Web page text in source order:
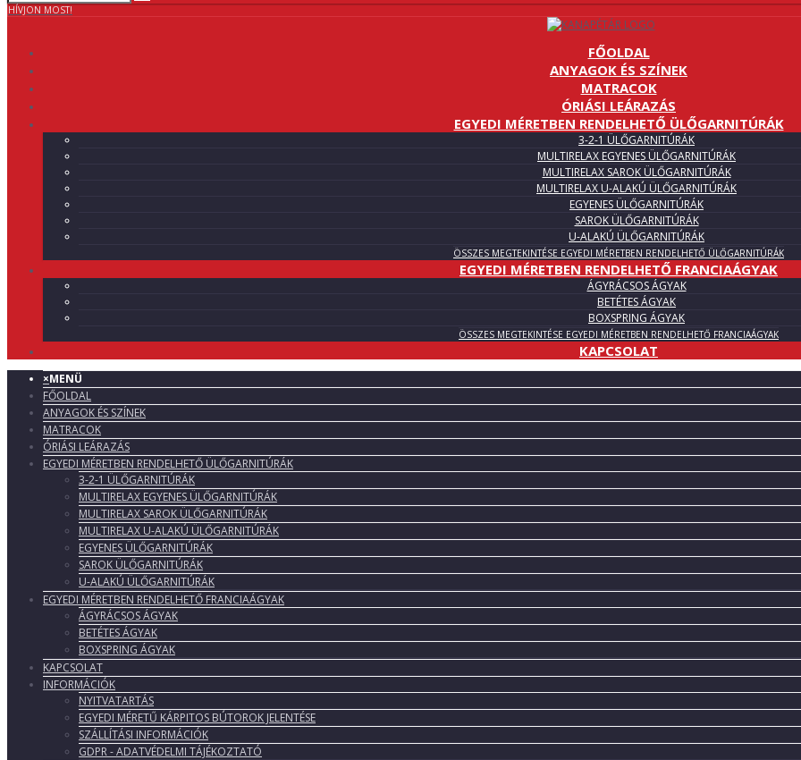
HÍVJON MOST!
FŐOLDAL
ANYAGOK ÉS SZÍNEK
MATRACOK
ÓRIÁSI LEÁRAZÁS
EGYEDI MÉRETBEN RENDELHETŐ ÜLŐGARNITÚRÁK
3-2-1 ÜLŐGARNITÚRÁK
MULTIRELAX EGYENES ÜLŐGARNITÚRÁK
MULTIRELAX SAROK ÜLŐGARNITÚRÁK
MULTIRELAX U-ALAKÚ ÜLŐGARNITÚRÁK
EGYENES ÜLŐGARNITÚRÁK
SAROK ÜLŐGARNITÚRÁK
U-ALAKÚ ÜLŐGARNITÚRÁK
ÖSSZES MEGTEKINTÉSE EGYEDI MÉRETBEN RENDELHETŐ ÜLŐGARNITÚRÁK
EGYEDI MÉRETBEN RENDELHETŐ FRANCIAÁGYAK
ÁGYRÁCSOS ÁGYAK
BETÉTES ÁGYAK
BOXSPRING ÁGYAK
ÖSSZES MEGTEKINTÉSE EGYEDI MÉRETBEN RENDELHETŐ FRANCIAÁGYAK
KAPCSOLAT
×MENÜ
FŐOLDAL
ANYAGOK ÉS SZÍNEK
MATRACOK
ÓRIÁSI LEÁRAZÁS
EGYEDI MÉRETBEN RENDELHETŐ ÜLŐGARNITÚRÁK
3-2-1 ÜLŐGARNITÚRÁK
MULTIRELAX EGYENES ÜLŐGARNITÚRÁK
MULTIRELAX SAROK ÜLŐGARNITÚRÁK
MULTIRELAX U-ALAKÚ ÜLŐGARNITÚRÁK
EGYENES ÜLŐGARNITÚRÁK
SAROK ÜLŐGARNITÚRÁK
U-ALAKÚ ÜLŐGARNITÚRÁK
EGYEDI MÉRETBEN RENDELHETŐ FRANCIAÁGYAK
ÁGYRÁCSOS ÁGYAK
BETÉTES ÁGYAK
BOXSPRING ÁGYAK
KAPCSOLAT
INFORMÁCIÓK
NYITVATARTÁS
EGYEDI MÉRETŰ KÁRPITOS BÚTOROK JELENTÉSE
SZÁLLÍTÁSI INFORMÁCIÓK
GDPR - ADATVÉDELMI TÁJÉKOZTATÓ